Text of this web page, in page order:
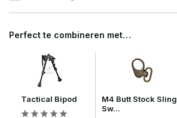
Perfect te combineren met…
Tactical Bipod
M4 Butt Stock Sling
Sw...